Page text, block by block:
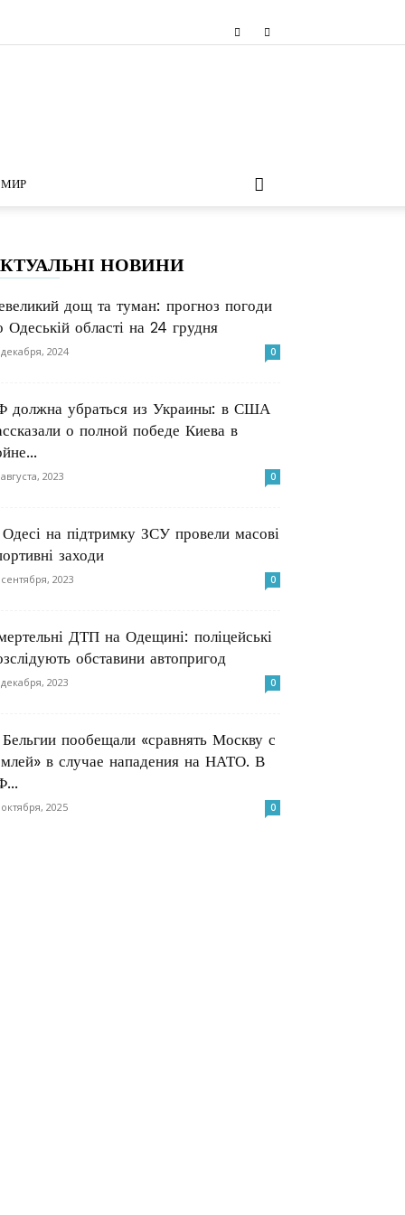
МИР
НОВИНИ
дощ та туман: прогноз погоди
Одеській області на 24 грудня
2024 0
должна убраться из Украины: в США
о полной победе Киева в
2023 0
на підтримку ЗСУ провели масові
заходи
2023 0
ДТП на Одещині: поліцейські
обставини автопригод
2023 0
пообещали «сравнять Москву с
в случае нападения на НАТО. В
2025 0